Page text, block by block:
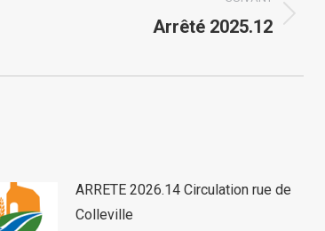
Arrêté 2025.12
ARRETE 2026.14 Circulation rue de
Colleville